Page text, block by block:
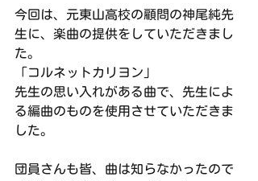
今回は、元東山高校の顧問の神尾純先
生に、楽曲の提供をしていただきまし
た。
「コルネットカリヨン」
先生の思い入れがある曲で、先生によ
る編曲のものを使用させていただきま
した。
団員さんも皆、曲は知らなかったので